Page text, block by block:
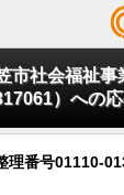
社会福祉事
）への
理番号01110-